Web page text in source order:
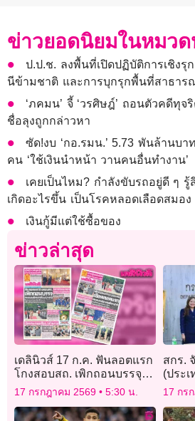
ข่าวยอดนิยมในหมว
ป.ป.ช. ลงพื้นที่เปิดปฏิบัติการเชิง
นีข้ามชาติ และการบุกรุกพื้นที่สาธาร
‘ภคมน’ จี้ ‘วรศิษฎ์’ ถอนตัวคดีทุ
ชื่อลุงถูกกล่าวหา
ซัด!งบ ‘กอ.รมน.’ 5.73 พันล้านบา
คน ‘ใช้เงินนำหน้า วานคนอื่นทำงาน’
เคยเป็นไหม? กำลังขับรถอยู่ดี ๆ
เกิดอะไรขึ้น เป็นโรคหลอดเลือดสมอ
เงินกู้มีแต่ใช้ซื้อของ
ข่าวล่าสุด
เดลินิวส์ 17 ก.ค. ฟันลอตแรก
โกงสอบสถ. เพิกถอนบรรจุ
คะแนนผิดปกติ 3,621 คน
17 กรกฎาคม 2569 5:30 น.
สกร.
(ประ
ยอดนั
ระดั
ดิจิทัล
17 กร